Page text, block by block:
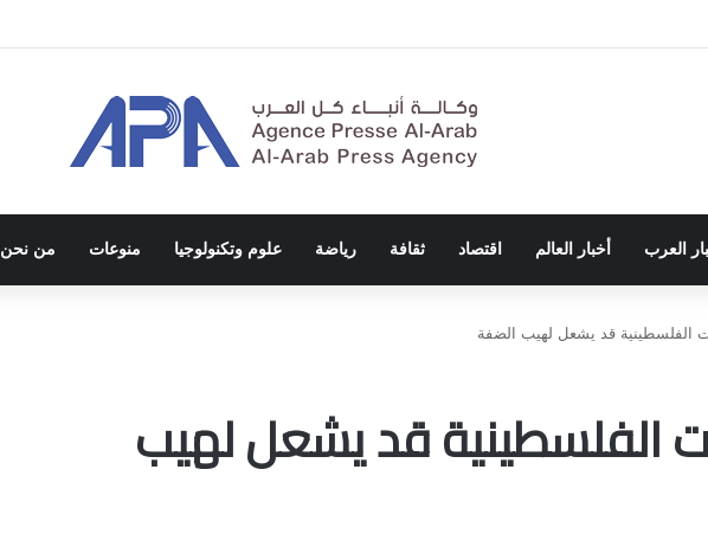
قيادات أكاديمية لمناهضة الاحتلال والفصل العنصري
العرب أخبار العالم اقتصاد ثقافة رياضة علوم وتكنولوجيا منوعات من نحن
الفلسطينية قد يشعل لهيب الضفة
الفلسطينية قد يشعل لهيب